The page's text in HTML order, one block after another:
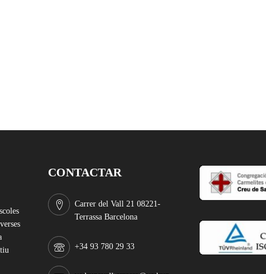
CONTACTAR
Carrer del Vall 21 08221-
Terrassa Barcelona
+34 93 780 29 33